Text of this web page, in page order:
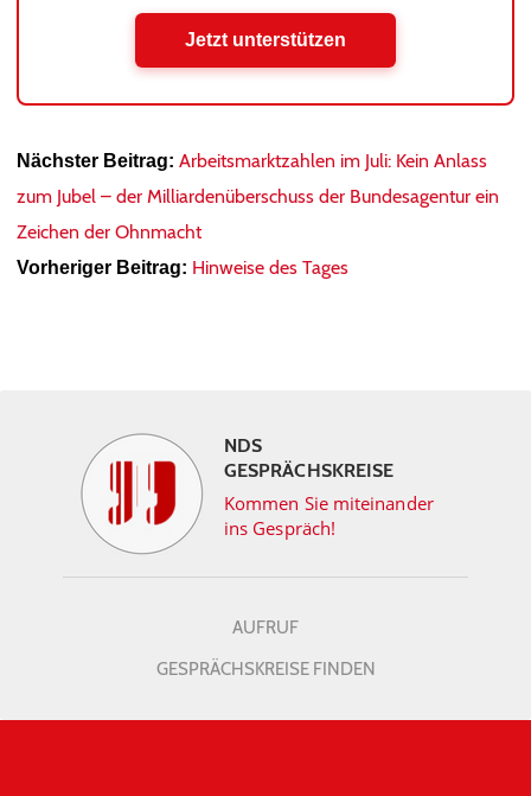
Jetzt unterstützen
Nächster Beitrag: Arbeitsmarktzahlen im Juli: Kein Anlass
zum Jubel – der Milliardenüberschuss der Bundesagentur ein
Zeichen der Ohnmacht
Vorheriger Beitrag: Hinweise des Tages
NDS
GESPRÄCHSKREISE
Kommen Sie miteinander
ins Gespräch!
AUFRUF
GESPRÄCHSKREISE FINDEN